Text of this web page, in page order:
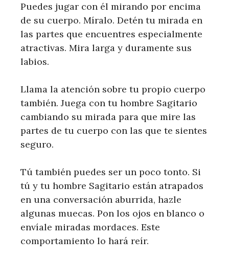
Puedes jugar con él mirando por encima
de su cuerpo. Míralo. Detén tu mirada en
las partes que encuentres especialmente
atractivas. Mira larga y duramente sus
labios.
Llama la atención sobre tu propio cuerpo
también. Juega con tu hombre Sagitario
cambiando su mirada para que mire las
partes de tu cuerpo con las que te sientes
seguro.
Tú también puedes ser un poco tonto. Si
tú y tu hombre Sagitario están atrapados
en una conversación aburrida, hazle
algunas muecas. Pon los ojos en blanco o
envíale miradas mordaces. Este
comportamiento lo hará reír.